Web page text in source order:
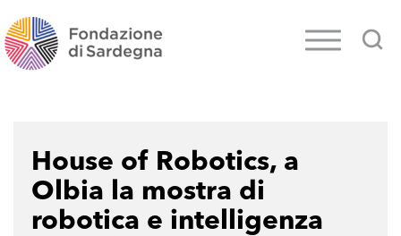
House of Robotics, a
Olbia la mostra di
robotica e intelligenza